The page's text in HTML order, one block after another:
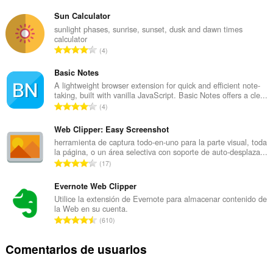
m
e
o
o
t
a
d
e
p
u
t
u
a
c
o
Sun Calculator
sunlight phases, sunrise, sunset, dusk and dawn times
calculator
N
m
e
r
o
o
t
a
d
e
p
u
t
u
4
Basic Notes
A lightweight browser extension for quick and efficient note-
taking, built with vanilla JavaScript. Basic Notes offers a cle...
N
m
e
r
o
o
t
a
e
4
Web Clipper: Easy Screenshot
herramienta de captura todo-en-uno para la parte visual, toda
la página, o un área selectiva con soporte de auto-desplaza...
N
m
e
r
o
o
17
Evernote Web Clipper
Utilice la extensión de Evernote para almacenar contenido de
la Web en su cuenta.
N
e
610
Comentarios de usuarios